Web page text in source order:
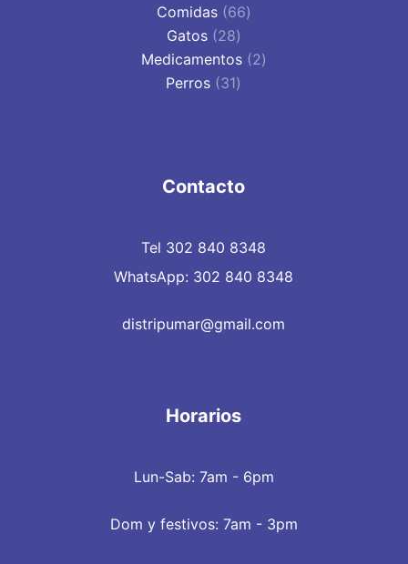
productos
Comidas 6666
Gatos 2828
productos
Medicamentos 22
Perros 3131
Contacto
Tel 302 840 8348
WhatsApp: 302 840 8348
distripumar@gmail.com
Horarios
Lun-Sab: 7am - 6pm
Dom y festivos: 7am - 3pm